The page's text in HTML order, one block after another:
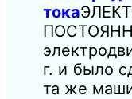
тока
г. и было
та же